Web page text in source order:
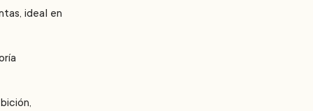
ideal en